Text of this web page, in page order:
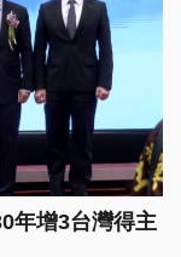
年增3台灣得主